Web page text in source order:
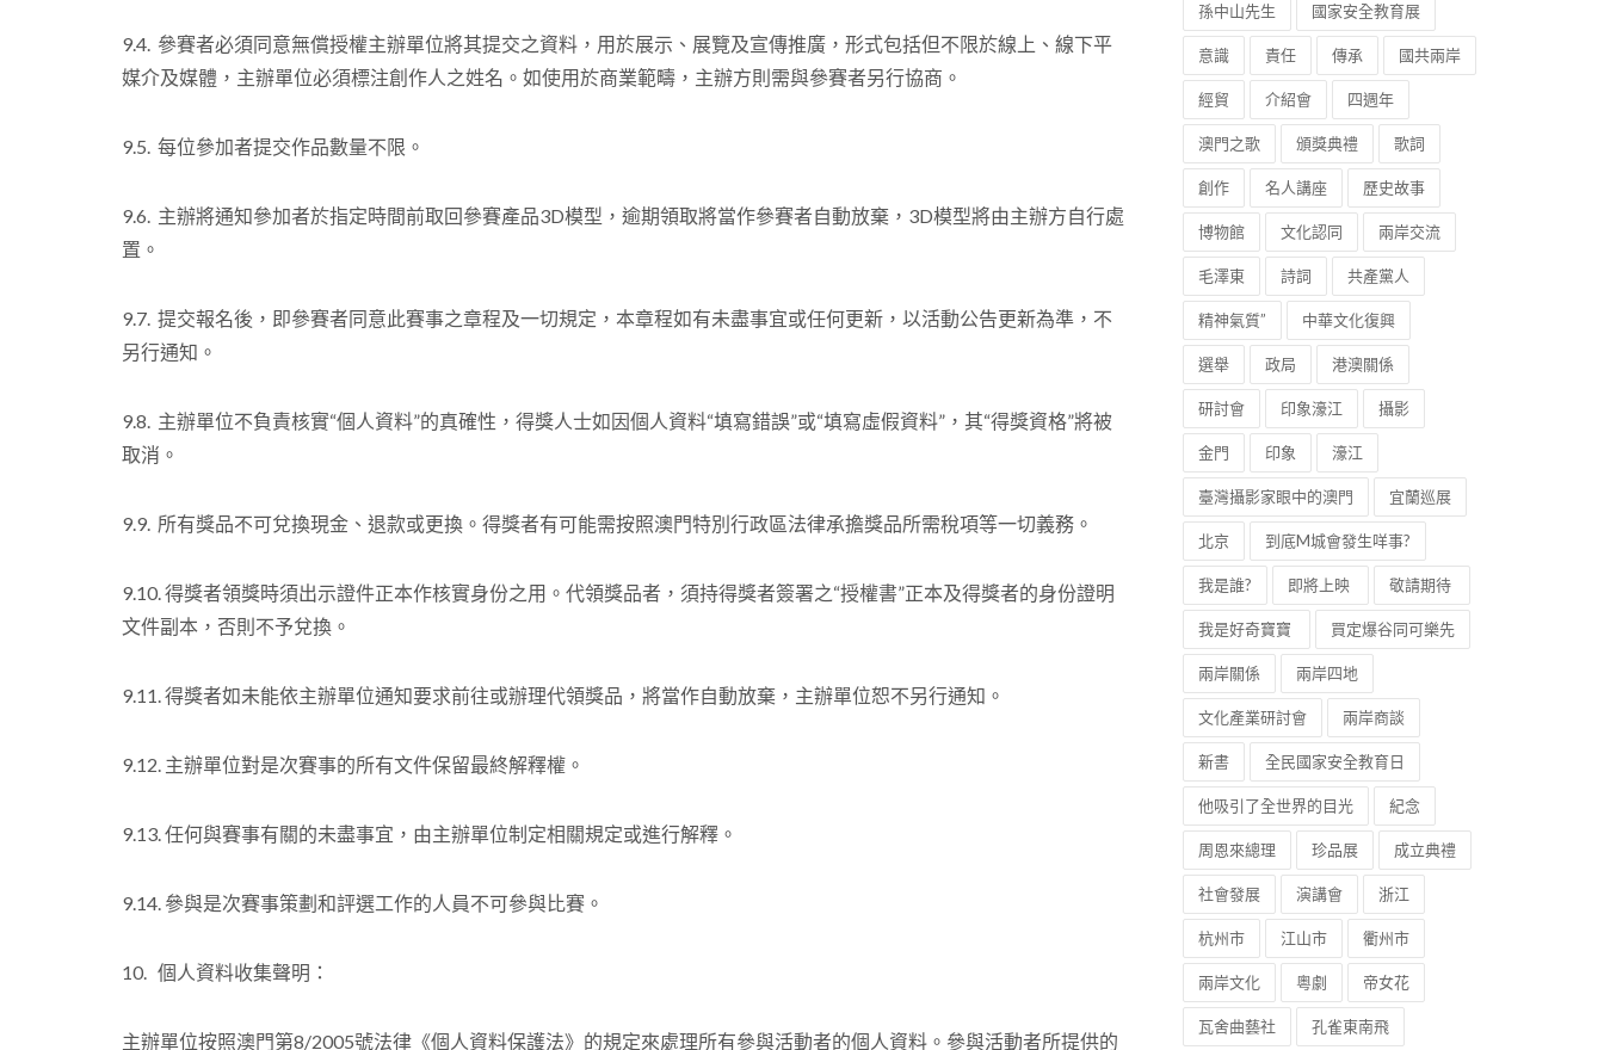
9.4. 參賽者必須同意無償授權主辦單位將其提交之資料，用於展示、展覽及宣傳推廣，形式包括但不限於線上、線下平
媒介及媒體，主辦單位必須標注創作人之姓名。如使用於商業範疇，主辦方則需與參賽者另行協商。
9.5. 每位參加者提交作品數量不限。
9.6. 主辦將通知參加者於指定時間前取回參賽產品3D模型，逾期領取將當作參賽者自動放棄，3D模型將由主辦方自行處
置。
9.7. 提交報名後，即參賽者同意此賽事之章程及一切規定，本章程如有未盡事宜或任何更新，以活動公告更新為準，不
另行通知。
9.8. 主辦單位不負責核實“個人資料”的真確性，得獎人士如因個人資料“填寫錯誤”或“填寫虛假資料”，其“得獎資格”將被
取消。
9.9. 所有獎品不可兌換現金、退款或更換。得獎者有可能需按照澳門特別行政區法律承擔獎品所需稅項等一切義務。
9.10. 得獎者領獎時須出示證件正本作核實身份之用。代領獎品者，須持得獎者簽署之“授權書”正本及得獎者的身份證明
文件副本，否則不予兌換。
9.11. 得獎者如未能依主辦單位通知要求前往或辦理代領獎品，將當作自動放棄，主辦單位恕不另行通知。
9.12. 主辦單位對是次賽事的所有文件保留最終解釋權。
9.13. 任何與賽事有關的未盡事宜，由主辦單位制定相關規定或進行解釋。
9.14. 參與是次賽事策劃和評選工作的人員不可參與比賽。
10. 個人資料收集聲明：
主辦單位按照澳門第8/2005號法律《個人資料保護法》的規定來處理所有參與活動者的個人資料。參與活動者所提供的
孫中山先生 國家安全教育展
意識 責任 傳承 國共兩岸
經貿 介紹會 四週年
澳門之歌 頒獎典禮 歌詞
創作 名人講座 歷史故事
博物館 文化認同 兩岸交流
毛澤東 詩詞 共產黨人
精神氣質” 中華文化復興
選舉 政局 港澳關係
研討會 印象濠江 攝影
金門 印象 濠江
臺灣攝影家眼中的澳門 宜蘭巡展
北京 到底M城會發生咩事?
我是誰? 即將上映 敬請期待
我是好奇寶寶 買定爆谷同可樂先
兩岸關係 兩岸四地
文化產業研討會 兩岸商談
新書 全民國家安全教育日
他吸引了全世界的目光 紀念
周恩來總理 珍品展 成立典禮
社會發展 演講會 浙江
杭州市 江山市 衢州市
兩岸文化 粵劇 帝女花
瓦舍曲藝社 孔雀東南飛